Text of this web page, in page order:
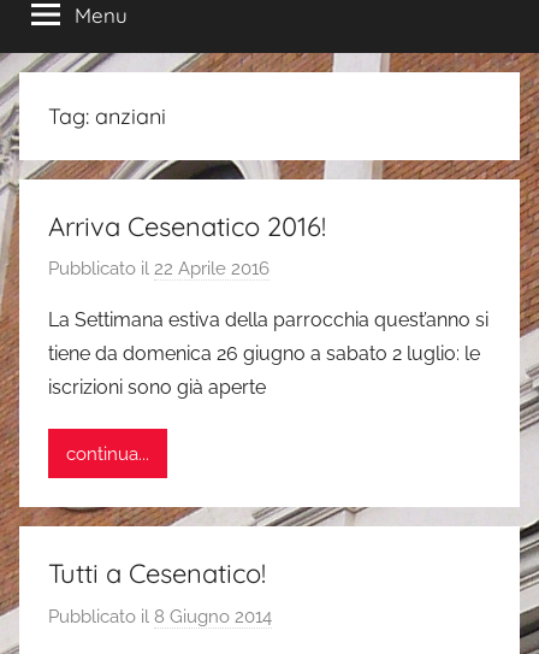
Menu
Tag: anziani
Arriva Cesenatico 2016!
Pubblicato il 22 Aprile 2016
s
i
La Settimana estiva della parrocchia quest’anno si
tiene da domenica 26 giugno a sabato 2 luglio: le
iscrizioni sono già aperte
continua...
Tutti a Cesenatico!
Pubblicato il 8 Giugno 2014